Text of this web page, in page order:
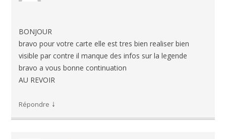
BONJOUR
bravo pour votre carte elle est tres bien realiser bien
visible par contre il manque des infos sur la legende
bravo a vous bonne continuation
AU REVOIR
Répondre ↓